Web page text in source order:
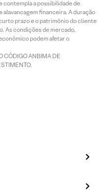
contempla a possibilidade de
financeira. A duração
prazo e o patrimônio do cliente
As condições de mercado,
podem afetar o
CÓDIGO ANBIMA DE